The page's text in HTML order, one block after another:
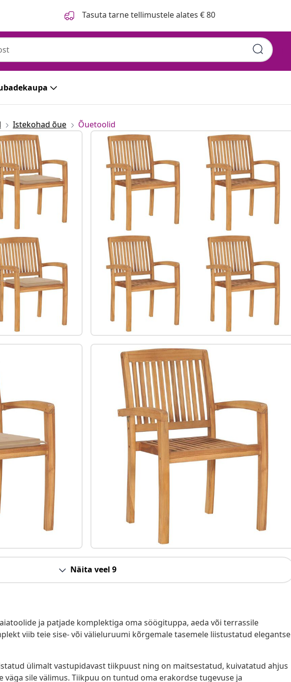
Tasuta tarne tellimustele alates € 80
Istekohad õue Õuetoolid
Näita veel 9
ja patjade komplektiga oma söögituppa, aeda või terrassile
viib teie sise- või välieluruumi kõrgemale tasemele liistustatud elegantse
ülimalt vastupidavast tiikpuust ning on maitsestatud, kuivatatud ahjus
väga sile välimus. Tiikpuu on tuntud oma erakordse tugevuse ja